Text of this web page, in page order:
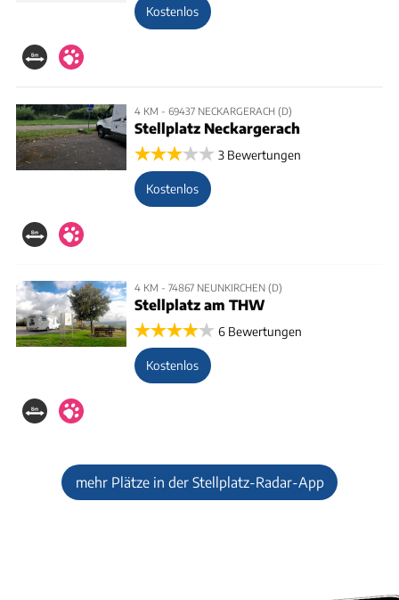
Kostenlos
4 KM - 69437 NECKARGERACH (D)
Stellplatz Neckargerach
3 Bewertungen
Kostenlos
4 KM - 74867 NEUNKIRCHEN (D)
Stellplatz am THW
6 Bewertungen
Kostenlos
mehr Plätze in der Stellplatz-Radar-App